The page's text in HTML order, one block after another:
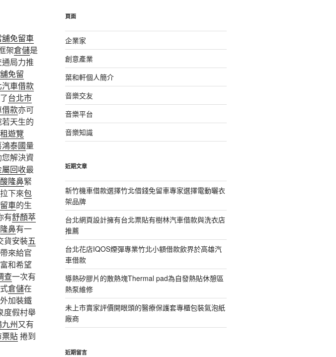
免留車
架倉儲是
局力推
免留
汽車借款
台北市
款亦可
天生的
租遊覽
泰國量
解決資
回收最
隆鼻緊
下來包
車的生
有舒顏萃
隆鼻有一
貨安裝五
來給官
和希望
查一次有
倉儲在
加裝鐵
度假村舉
州又有
貼捲到
字:
頁面
企業家
創意產業
葉和軒個人簡介
音樂交友
音樂平台
音樂知識
近期文章
新竹機車借款選擇竹北借錢免留車專家選擇電動曬衣
架品牌
台北網頁設計擁有台北票貼有樹林汽車借款與洗衣店
推薦
台北花店IQOS煙彈專業竹北小額借款飲界於高雄汽
車借款
導熱矽膠片的散熱塊Thermal pad為自發熱貼休憩區
熱泵維修
未上市賣家評價開眼頭的醫療保護套專櫃包裝氣泡紙
廠商
近期留言